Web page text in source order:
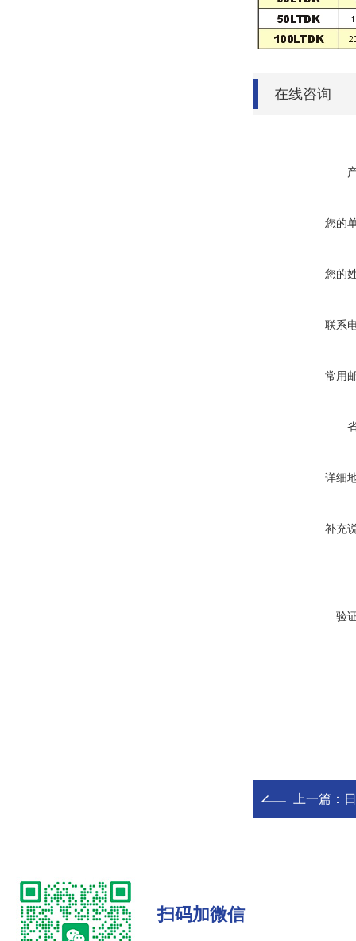
在线咨询
您的
您的
联系
常用
详细
补充
验
上一篇：
扫码加微信